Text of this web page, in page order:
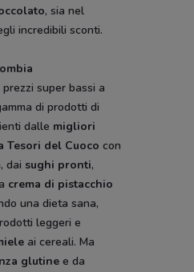
, sia nel
incredibili sconti.
super bassi a
di prodotti di
dalle migliori
Tesori del Cuoco con
dai sughi pronti,
crema di pistacchio
una dieta sana,
leggeri e
ai cereali. Ma
glutine e da